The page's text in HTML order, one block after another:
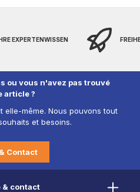
EXPERTENWISSEN
ou vous n'avez pas trouvé
article ?
elle-même. Nous pouvons tout
et besoins.
Contact
& contact